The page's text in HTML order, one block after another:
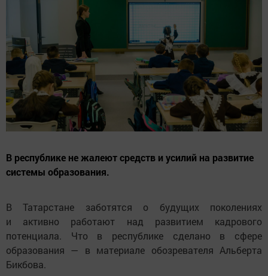
В республике не жалеют средств и усилий на развитие
системы образования.
В Татарстане заботятся о будущих поколениях
и активно работают над развитием кадрового
потенциала. Что в республике сделано в сфере
образования — в материале обозревателя Альберта
Бикбова.